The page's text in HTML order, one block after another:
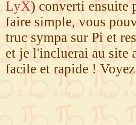
LyX) converti ensuite
faire simple, vous
truc sympa sur Pi et
et je l'incluerai au site
facile et rapide !